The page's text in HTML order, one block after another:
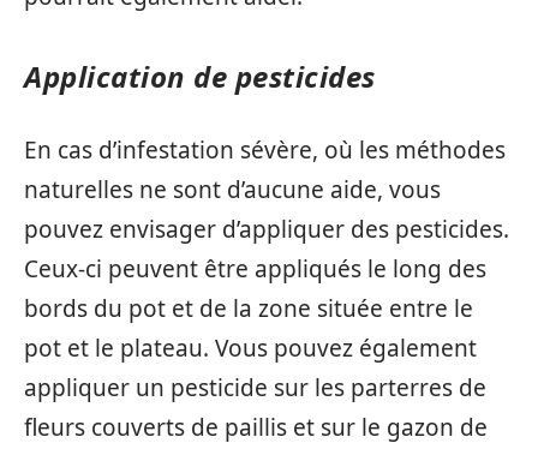
Application de pesticides
En cas d’infestation sévère, où les méthodes
naturelles ne sont d’aucune aide, vous
pouvez envisager d’appliquer des pesticides.
Ceux-ci peuvent être appliqués le long des
bords du pot et de la zone située entre le
pot et le plateau. Vous pouvez également
appliquer un pesticide sur les parterres de
fleurs couverts de paillis et sur le gazon de